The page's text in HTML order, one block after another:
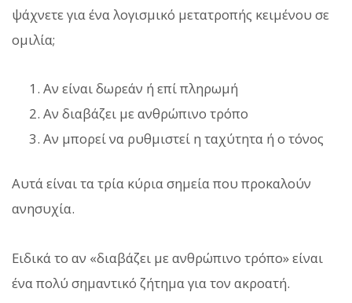
ψάχνετε για ένα λογισμικό μετατροπής κειμένου σε
ομιλία;
Αν είναι δωρεάν ή επί πληρωμή
Αν διαβάζει με ανθρώπινο τρόπο
Αν μπορεί να ρυθμιστεί η ταχύτητα ή ο τόνος
Αυτά είναι τα τρία κύρια σημεία που προκαλούν
ανησυχία.
Ειδικά το αν «διαβάζει με ανθρώπινο τρόπο» είναι
ένα πολύ σημαντικό ζήτημα για τον ακροατή.